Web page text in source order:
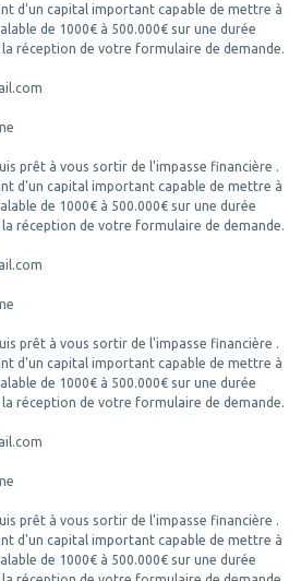
d'un capital important capable de mettre à
de 1000€ à 500.000€ sur une durée
réception de votre formulaire de demande.
prêt à vous sortir de l'impasse financière .
d'un capital important capable de mettre à
de 1000€ à 500.000€ sur une durée
réception de votre formulaire de demande.
prêt à vous sortir de l'impasse financière .
d'un capital important capable de mettre à
de 1000€ à 500.000€ sur une durée
réception de votre formulaire de demande.
prêt à vous sortir de l'impasse financière .
d'un capital important capable de mettre à
de 1000€ à 500.000€ sur une durée